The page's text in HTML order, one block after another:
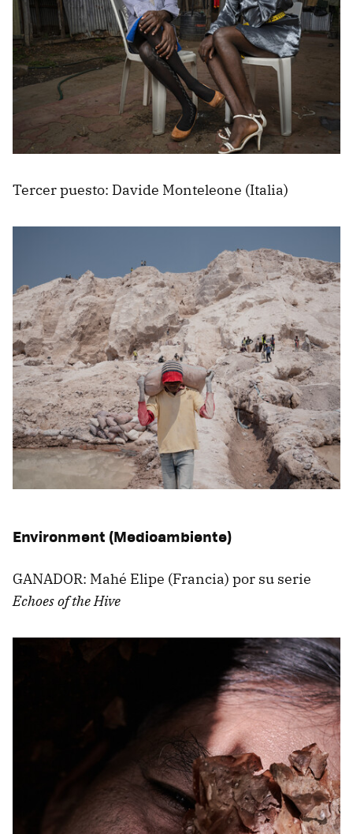
Tercer puesto: Davide Monteleone (Italia)
Environment (Medioambiente)
GANADOR: Mahé Elipe (Francia) por su serie
Echoes of the Hive